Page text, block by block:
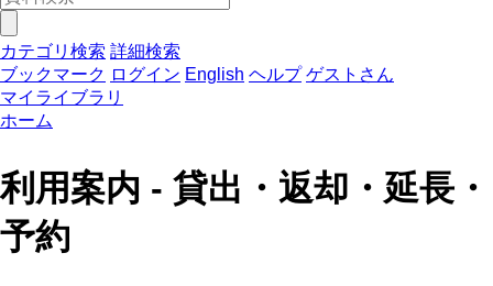
カテゴリ検索 詳細検索
ブックマーク ログイン English ヘルプ ゲストさん
マイライブラリ
ホーム
利用案内 - 貸出・返却・延長・
予約